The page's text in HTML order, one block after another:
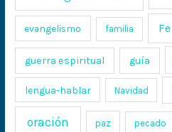
evangelismo familia Fe
guerra espiritual guía
lengua-hablar Navidad
oración paz pecado